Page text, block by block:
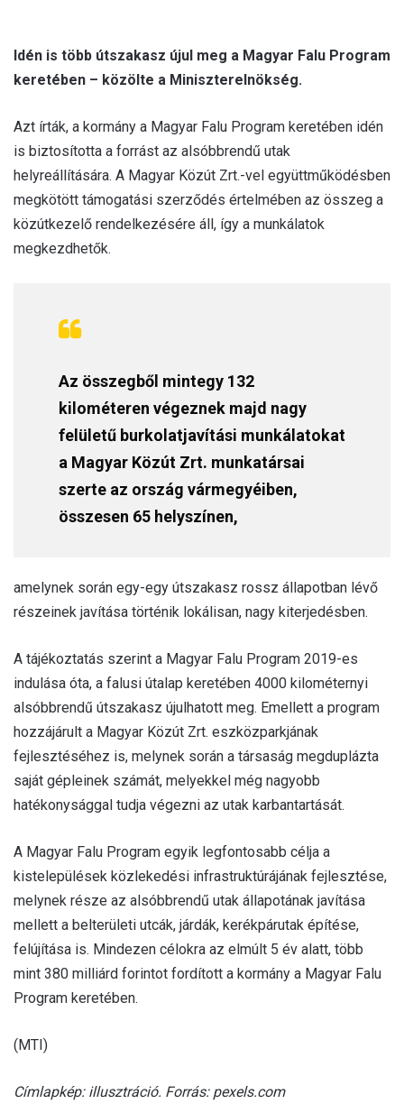
Idén is több útszakasz újul meg a Magyar Falu Program
keretében – közölte a Miniszterelnökség.
Azt írták, a kormány a Magyar Falu Program keretében idén
is biztosította a forrást az alsóbbrendű utak
helyreállítására. A Magyar Közút Zrt.-vel együttműködésben
megkötött támogatási szerződés értelmében az összeg a
közútkezelő rendelkezésére áll, így a munkálatok
megkezdhetők.
Az összegből mintegy 132
kilométeren végeznek majd nagy
felületű burkolatjavítási munkálatokat
a Magyar Közút Zrt. munkatársai
szerte az ország vármegyéiben,
összesen 65 helyszínen,
amelynek során egy-egy útszakasz rossz állapotban lévő
részeinek javítása történik lokálisan, nagy kiterjedésben.
A tájékoztatás szerint a Magyar Falu Program 2019-es
indulása óta, a falusi útalap keretében 4000 kilométernyi
alsóbbrendű útszakasz újulhatott meg. Emellett a program
hozzájárult a Magyar Közút Zrt. eszközparkjának
fejlesztéséhez is, melynek során a társaság megduplázta
saját gépleinek számát, melyekkel még nagyobb
hatékonysággal tudja végezni az utak karbantartását.
A Magyar Falu Program egyik legfontosabb célja a
kistelepülések közlekedési infrastruktúrájának fejlesztése,
melynek része az alsóbbrendű utak állapotának javítása
mellett a belterületi utcák, járdák, kerékpárutak építése,
felújítása is. Mindezen célokra az elmúlt 5 év alatt, több
mint 380 milliárd forintot fordított a kormány a Magyar Falu
Program keretében.
(MTI)
Címlapkép: illusztráció. Forrás: pexels.com